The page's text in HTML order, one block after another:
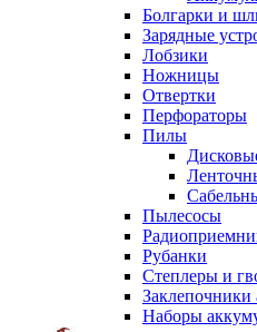
Болгарки и
Зарядные
Лобзики
Ножницы
Отвертки
Перфораторы
Пилы
Пылесосы
Рубанки
Степлеры и
Заклепочники
Наборы